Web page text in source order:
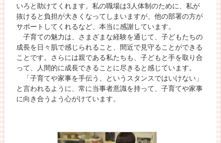
いろと助けてくれます。私の職場は3人体制のために、私が
抜けると負担が大きくなってしまいますが、他の部署の方が
サポートしてくれるなど、本当に感謝しています。
子育ての魅力は、さまざまな経験を通じて、子どもたちの
成長を日々肌で感じられること、間近で見守ることができる
ことです。さらには親である私たちも、子どもと手を取り合
って、人間的に成長できることに尽きると感じています。
「子育てや家事を手伝う、というスタンスではいけない」
と言われるように、常に当事者意識を持って、子育てや家事
に向き合うよう心がけています。